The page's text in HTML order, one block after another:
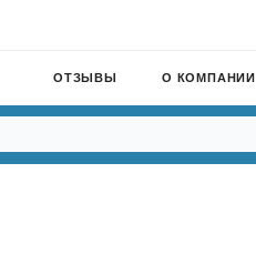
ОТЗЫВЫ О КОМПАНИИ